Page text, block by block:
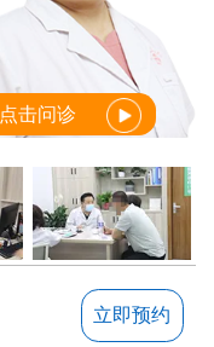
点击问诊
立即预约